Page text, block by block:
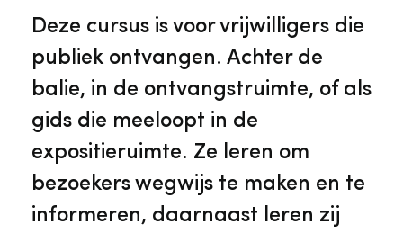
Museumplatform Zuid-Holland
Collectiebeheer
Geschiedenis van Zuid-Holland
Ervenconsulent
Ons team
Over de Monumentenwacht
Voorpagina Monumentenwacht
Vacatures
Tarieven
Algemene voorwaarden
Deze cursus is voor vrijwilligers die
publiek ontvangen. Achter de
balie, in de ontvangstruimte, of als
gids die meeloopt in de
expositieruimte. Ze leren om
bezoekers wegwijs te maken en te
informeren, daarnaast leren zij